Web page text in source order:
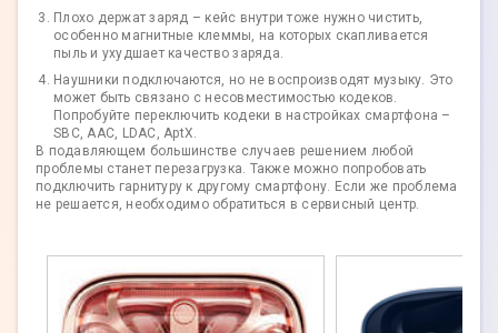
Плохо держат заряд – кейс внутри тоже нужно чистить,
особенно магнитные клеммы, на которых скапливается
пыль и ухудшает качество заряда.
Наушники подключаются, но не воспроизводят музыку. Это
может быть связано с несовместимостью кодеков.
Попробуйте переключить кодеки в настройках смартфона –
SBC, AAC, LDAC, AptX.
В подавляющем большинстве случаев решением любой
проблемы станет перезагрузка. Также можно попробовать
подключить гарнитуру к другому смартфону. Если же проблема
не решается, необходимо обратиться в сервисный центр.